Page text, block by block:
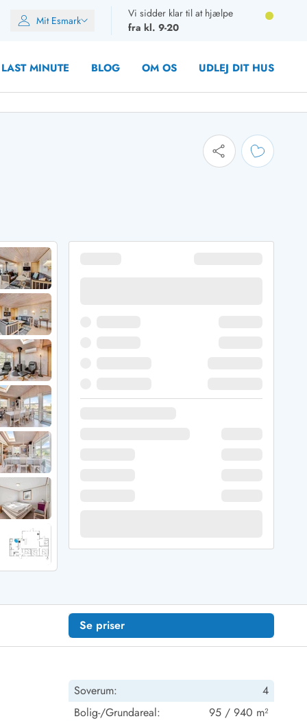
Mit Esmark
Vi sidder klar til at hjælpe
fra kl. 9-20
LAST MINUTE BLOG OM OS UDLEJ DIT HUS
Se priser
Soverum:
4
Bolig-/Grundareal:
95 / 940 m²